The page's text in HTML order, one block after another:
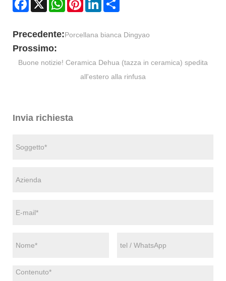
Precedente:Porcellana bianca Dingyao
Prossimo:
Buone notizie! Ceramica Dehua (tazza in ceramica) spedita
all'estero alla rinfusa
Invia richiesta